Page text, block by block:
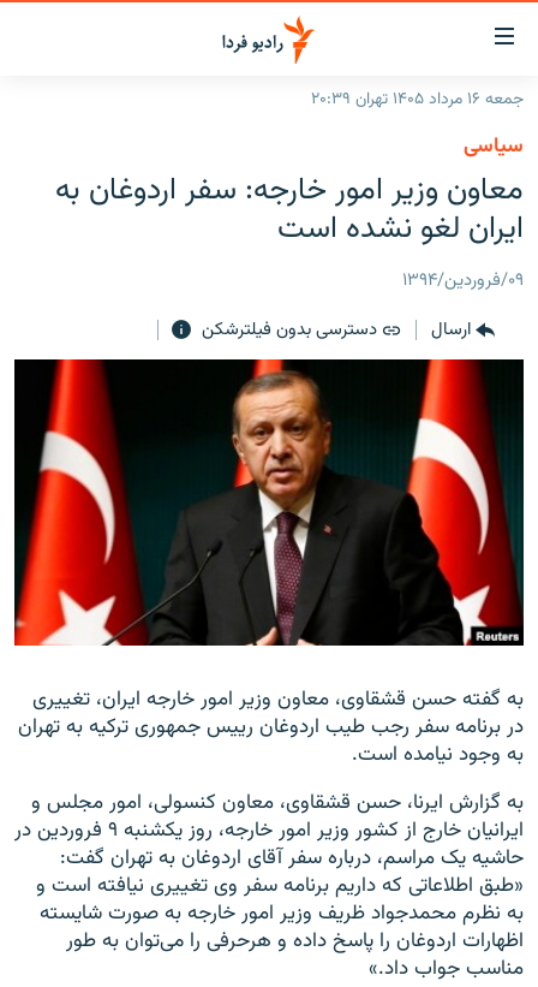
لینک‌های
قابلیت
دسترسی
بازگشت
منوی
اصلی
رفتن
صفحه
جستجو
ایران
جهان
برنامه‌های رادیویی
فرکانس‌ها
پادکست
چندرسانه‌ای
گزارش‌های تصویری
گزارش‌های ویدئویی
زنان فردا
English
به ما بپیوندید
جمعه ۱۶ مرداد ۱۴۰۵ تهران ۲۰:۳۹
سیاسی
معاون وزیر امور خارجه:‌ سفر اردوغان به
ایران لغو نشده است
۰۹/فروردین/۱۳۹۴
ارسال
دسترسی بدون فیلترشکن
به گفته حسن قشقاوی، معاون وزیر امور خارجه ایران،‌ تغییری
در برنامه سفر رجب طیب اردوغان رییس جمهوری ترکیه به تهران
به وجود نیامده است.
به گزارش ایرنا، حسن قشقاوی، معاون کنسولی، امور مجلس و
ایرانیان خارج از کشور وزیر امور خارجه، روز یکشنبه ۹ فروردین در
حاشیه یک مراسم، درباره سفر آقای اردوغان به تهران گفت:
«طبق اطلاعاتی که داریم برنامه سفر وی تغییری نیافته است و
به نظرم محمدجواد ظریف وزیر امور خارجه به صورت شایسته
اظهارات اردوغان را پاسخ داده و هرحرفی را می‌توان به طور
مناسب جواب داد.»